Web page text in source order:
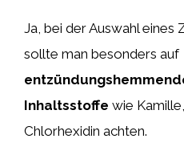
Ja, bei der Auswahl eines
sollte man besonders auf
Inhaltsstoffe wie
Chlorhexidin achten.